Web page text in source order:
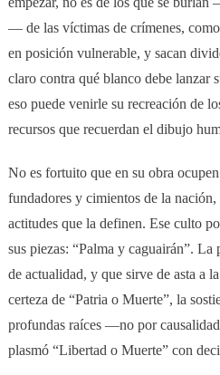
— de las víctimas de crímenes,
en posición vulnerable, y sacan
claro contra qué blanco debe lanzar
eso puede venirle su recreación de
recursos que recuerdan el dibujo
No es fortuito que en su obra
fundadores y cimientos de la
actitudes que la definen. Ese culto
sus piezas: “Palma y caguairán”.
de actualidad, y que sirve de asta a
certeza de “Patria o Muerte”, la
profundas raíces —no por
plasmó “Libertad o Muerte” con